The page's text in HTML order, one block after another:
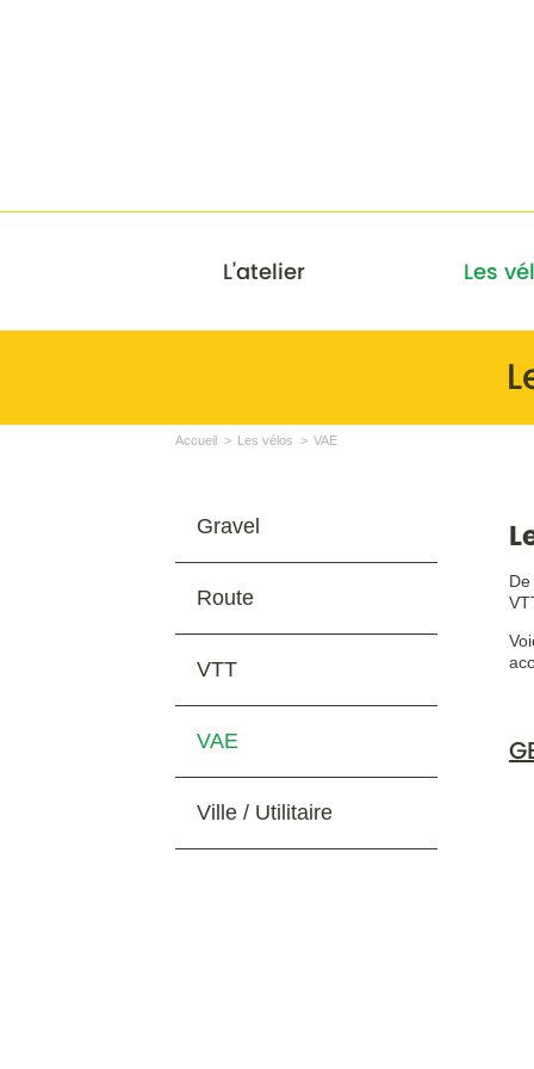
L'atelier Les
Accueil Les vélos VAE
Gravel
Route
VTT
VAE
Ville / Utilitaire